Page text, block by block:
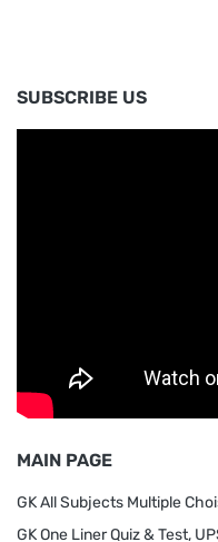
SUBSCRIBE US
MAIN PAGE
GK All Subjects Multiple
GK One Liner Quiz & Test,